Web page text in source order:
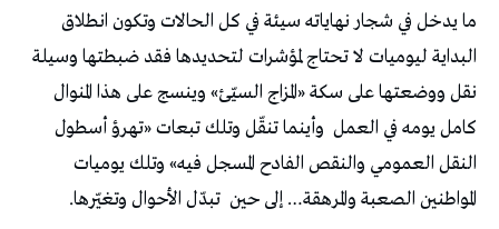
ما يدخل في شجار نهاياته سيئة في كل الحالات وتكون انطلاق
البداية ليوميات لا تحتاج لمؤشرات لتحديدها فقد ضبطتها وسيلة
نقل ووضعتها على سكة «المزاج السيّئ» وينسج على هذا المنوال
كامل يومه في العمل وأينما تنقّل وتلك تبعات «تهرؤ أسطول
النقل العمومي والنقص الفادح المسجل فيه» وتلك يوميات
المواطنين الصعبة والمرهقة… إلى حين تبدّل الأحوال وتغيّرها.